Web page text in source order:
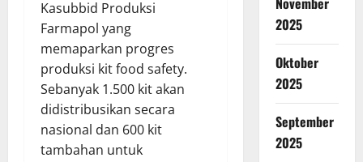
Kasubbid Produksi
Farmapol yang
memaparkan progres
produksi kit food safety.
Sebanyak 1.500 kit akan
didistribusikan secara
nasional dan 600 kit
tambahan untuk
2025
Oktober
2025
September
2025